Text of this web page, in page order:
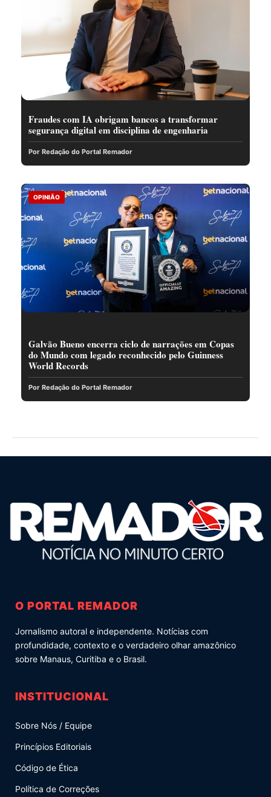
Fraudes com IA obrigam bancos a transformar
segurança digital em disciplina de engenharia
Por Redação do Portal Remador
OPINIÃO
Galvão Bueno encerra ciclo de narrações em Copas
do Mundo com legado reconhecido pelo Guinness
World Records
Por Redação do Portal Remador
O PORTAL REMADOR
Jornalismo autoral e independente. Notícias com
profundidade, contexto e o verdadeiro olhar amazônico
sobre Manaus, Curitiba e o Brasil.
INSTITUCIONAL
Sobre Nós / Equipe
Princípios Editoriais
Código de Ética
Política de Correções